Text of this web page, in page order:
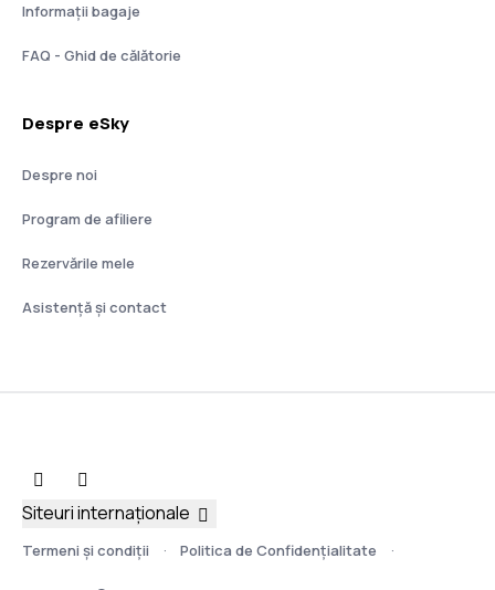
Informații bagaje
FAQ - Ghid de călătorie
Despre eSky
Despre noi
Program de afiliere
Rezervările mele
Asistenţă şi contact
Termeni şi condiţii Politica de Confidențialitate
Siteuri internaționale